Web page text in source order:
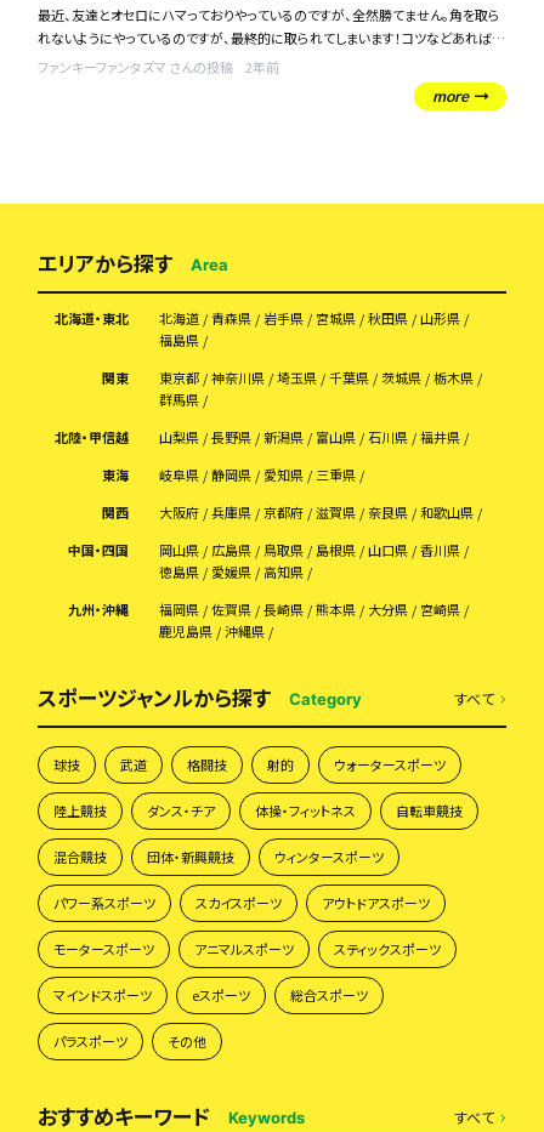
最近、友達とオセロにハマっておりやっているのですが、全然勝てません。角を取ら
れないようにやっているのですが、最終的に取られてしまいます！コツなどあれば教
えて欲しいです！
ファンキーファンタズマ さんの投稿
2年前
more
エリアから探す Area
北海道・東北 北海道 青森県 岩手県 宮城県 秋田県
山形県
福島県
関東
東京都 神奈川県 埼玉県 千葉県 茨城県
栃木県
群馬県
北陸・甲信越
山梨県 長野県 新潟県 富山県 石川県
福井県
東海
岐阜県 静岡県 愛知県
三重県
関西
大阪府 兵庫県 京都府 滋賀県 奈良県
和歌山県
中国・四国
岡山県 広島県 鳥取県 島根県 山口県
香川県
徳島県
愛媛県
高知県
九州・沖縄
福岡県 佐賀県 長崎県 熊本県 大分県
宮崎県
鹿児島県
沖縄県
スポーツジャンルから探す Category すべて
球技 武道 格闘技 射的 ウォータースポーツ
陸上競技 ダンス・チア 体操・フィットネス 自転車競技
混合競技 団体・新興競技 ウィンタースポーツ
パワー系スポーツ スカイスポーツ アウトドアスポーツ
モータースポーツ アニマルスポーツ スティックスポーツ
マインドスポーツ eスポーツ 総合スポーツ
パラスポーツ その他
おすすめキーワード Keywords すべて